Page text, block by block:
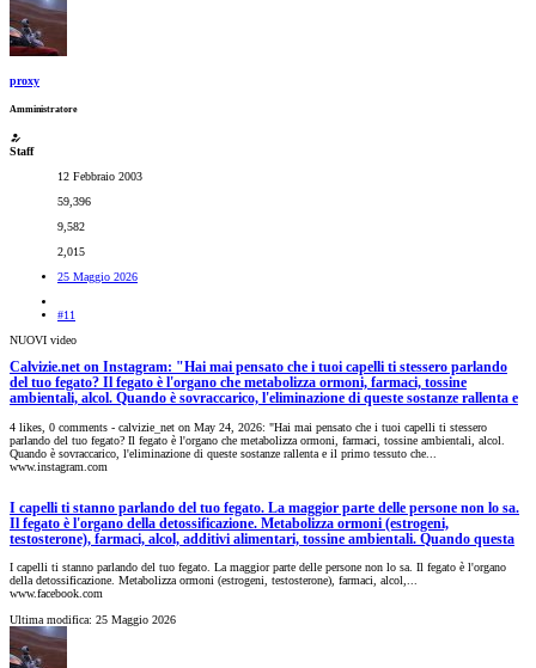
proxy
Amministratore
Staff
12 Febbraio 2003
59,396
9,582
2,015
25 Maggio 2026
#11
NUOVI video
Calvizie.net on Instagram: "Hai mai pensato che i tuoi capelli ti stessero parlando
del tuo fegato? Il fegato è l'organo che metabolizza ormoni, farmaci, tossine
ambientali, alcol. Quando è sovraccarico, l'eliminazione di queste sostanze rallenta e
4 likes, 0 comments - calvizie_net on May 24, 2026: "Hai mai pensato che i tuoi capelli ti stessero
parlando del tuo fegato? Il fegato è l'organo che metabolizza ormoni, farmaci, tossine ambientali, alcol.
Quando è sovraccarico, l'eliminazione di queste sostanze rallenta e il primo tessuto che...
www.instagram.com
I capelli ti stanno parlando del tuo fegato. La maggior parte delle persone non lo sa.
Il fegato è l'organo della detossificazione. Metabolizza ormoni (estrogeni,
testosterone), farmaci, alcol, additivi alimentari, tossine ambientali. Quando questa
I capelli ti stanno parlando del tuo fegato. La maggior parte delle persone non lo sa. Il fegato è l'organo
della detossificazione. Metabolizza ormoni (estrogeni, testosterone), farmaci, alcol,...
www.facebook.com
Ultima modifica: 25 Maggio 2026